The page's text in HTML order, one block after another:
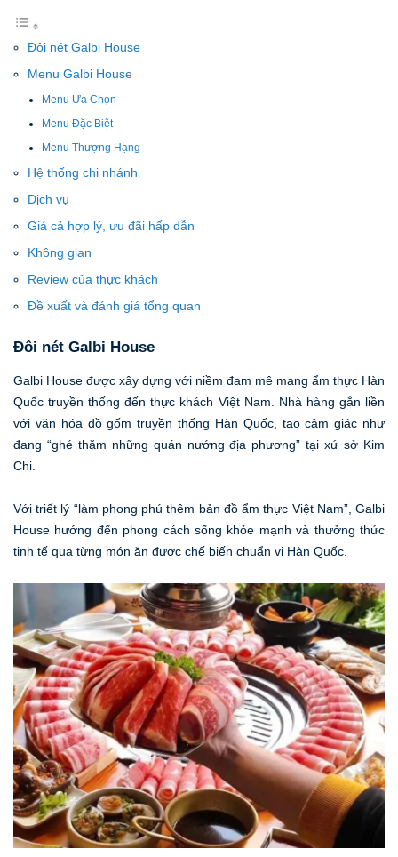
Đôi nét Galbi House
Menu Galbi House
Menu Ưa Chọn
Menu Đặc Biệt
Menu Thượng Hạng
Hệ thống chi nhánh
Dịch vụ
Giá cả hợp lý, ưu đãi hấp dẫn
Không gian
Review của thực khách
Đề xuất và đánh giá tổng quan
Đôi nét Galbi House
Galbi House được xây dựng với niềm đam mê mang ẩm thực Hàn
Quốc truyền thống đến thực khách Việt Nam. Nhà hàng gắn liền
với văn hóa đồ gốm truyền thống Hàn Quốc, tạo cảm giác như
đang “ghé thăm những quán nướng địa phương” tại xứ sở Kim
Chi.
Với triết lý “làm phong phú thêm bản đồ ẩm thực Việt Nam”, Galbi
House hướng đến phong cách sống khỏe mạnh và thưởng thức
tinh tế qua từng món ăn được chế biến chuẩn vị Hàn Quốc.